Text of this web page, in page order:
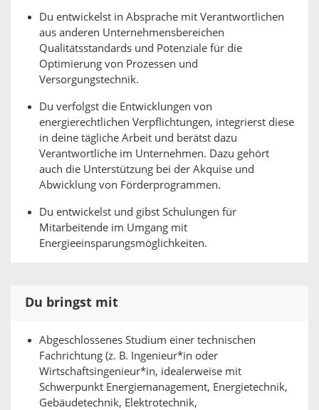
Du entwickelst in Absprache mit Verantwortlichen
aus anderen Unternehmensbereichen
Qualitätsstandards und Potenziale für die
Optimierung von Prozessen und
Versorgungstechnik.
Du verfolgst die Entwicklungen von
energierechtlichen Verpflichtungen, integrierst diese
in deine tägliche Arbeit und berätst dazu
Verantwortliche im Unternehmen. Dazu gehört
auch die Unterstützung bei der Akquise und
Abwicklung von Förderprogrammen.
Du entwickelst und gibst Schulungen für
Mitarbeitende im Umgang mit
Energieeinsparungsmöglichkeiten.
Du bringst mit
Abgeschlossenes Studium einer technischen
Fachrichtung (z. B. Ingenieur*in oder
Wirtschaftsingenieur*in, idealerweise mit
Schwerpunkt Energiemanagement, Energietechnik,
Gebäudetechnik, Elektrotechnik,